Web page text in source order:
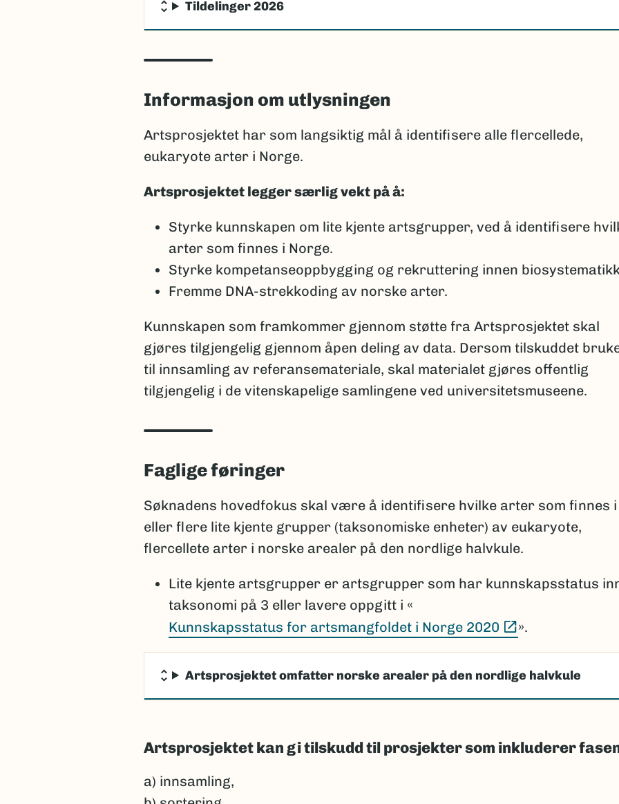
Tildelinger 2026
Informasjon om utlysningen
Artsprosjektet har som langsiktig mål å identifisere alle flercellede,
eukaryote arter i Norge.
Artsprosjektet legger særlig vekt på å:
Styrke kunnskapen om lite kjente artsgrupper, ved å identifisere
arter som finnes i Norge.
Styrke kompetanseoppbygging og rekruttering innen
Fremme DNA-strekkoding av norske arter.
Kunnskapen som framkommer gjennom støtte fra Artsprosjektet skal
gjøres tilgjengelig gjennom åpen deling av data. Dersom tilskuddet
til innsamling av referansemateriale, skal materialet gjøres offentlig
tilgjengelig i de vitenskapelige samlingene ved universitetsmuseene.
Faglige føringer
Søknadens hovedfokus skal være å identifisere hvilke arter som finnes i
eller flere lite kjente grupper (taksonomiske enheter) av eukaryote,
flercellete arter i norske arealer på den nordlige halvkule.
Lite kjente artsgrupper er artsgrupper som har kunnskapsstatus
taksonomi på 3 eller lavere oppgitt i «
Kunnskapsstatus for artsmangfoldet i Norge 2020
(Ekstern lenke)
».
Artsprosjektet omfatter norske arealer på den nordlige halvkule
Artsprosjektet kan gi tilskudd til prosjekter som inkluderer
a) innsamling,